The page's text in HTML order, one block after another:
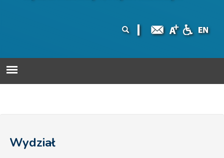
wyszukiwania
Wydział